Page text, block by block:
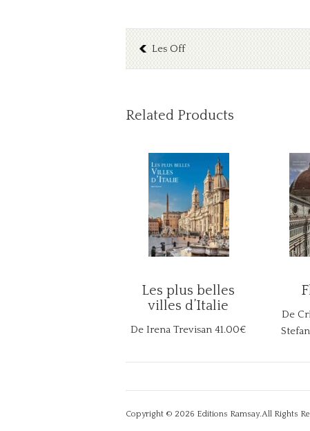
Les Off
Related Products
Les plus belles
villes d’Italie
De Irena Trevisan 41.00€
De
Copyright © 2026 Editions Ramsay.All Rights